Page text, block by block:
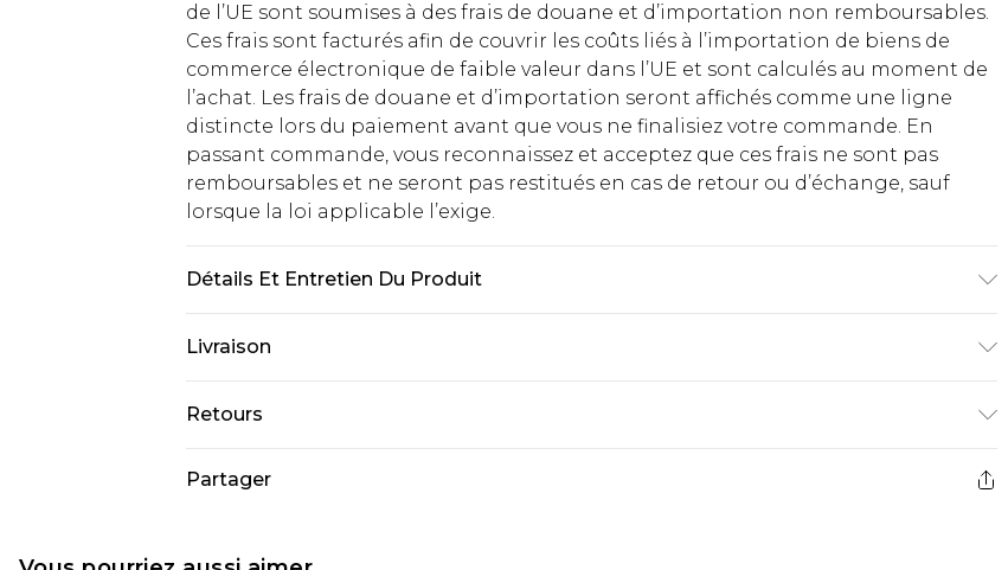
de l’UE sont soumises à des frais de douane et d’importation non remboursables.
Ces frais sont facturés afin de couvrir les coûts liés à l’importation de biens de
commerce électronique de faible valeur dans l’UE et sont calculés au moment de
l’achat. Les frais de douane et d’importation seront affichés comme une ligne
distincte lors du paiement avant que vous ne finalisiez votre commande. En
passant commande, vous reconnaissez et acceptez que ces frais ne sont pas
remboursables et ne seront pas restitués en cas de retour ou d’échange, sauf
lorsque la loi applicable l’exige.
Détails Et Entretien Du Produit
Livraison
Livraison standard France
€2.99
Livraison express France
€9.99
Evri Parcel Shop
Retours
nous retourner un article.
demandée.
Partager